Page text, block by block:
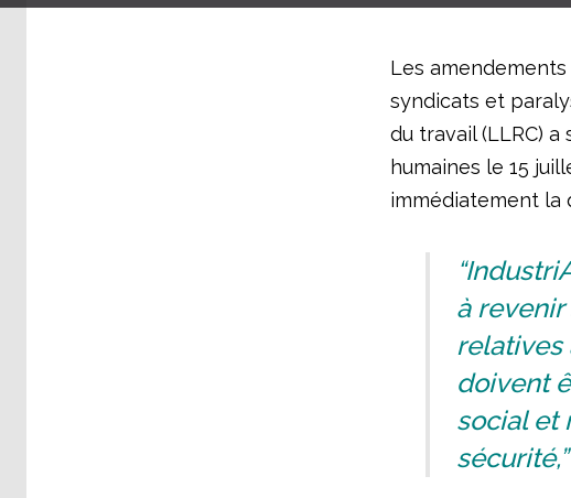
Les
syndicats et
du travail (LLRC)
humaines le 15
immédiatement la
à revenir
relatives
doivent
social et
sécurité,”